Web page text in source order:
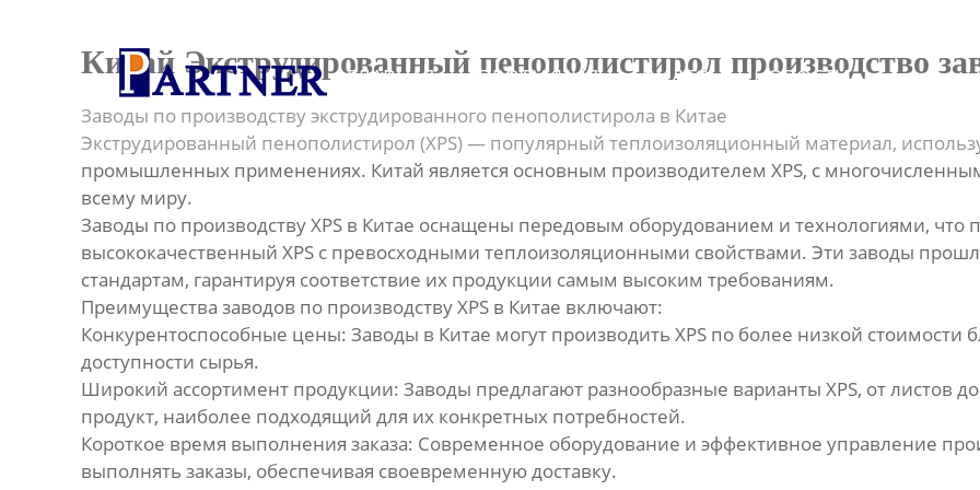
ГЛАВНАЯ ПРОДУКЦИЯ ВИДЕО НОВОСТИ
Линия по производству
спиральновитых труб из ПНД
Линия по производству
экструдированного
пенополистирола
Линия по производству
водопроводных труб из ПНД
Оборудование для
производства труб со
структурированной стенкой
Китай Экструдированный пенополистирол производство
Заводы по производству экструдированного пенополистирола в Китае
Экструдированный пенополистирол (XPS) — популярный теплоизоляционный материал,
промышленных применениях. Китай является основным производителем XPS, с
всему миру.
Заводы по производству XPS в Китае оснащены передовым оборудованием и технологиями, что
высококачественный XPS с превосходными теплоизоляционными свойствами. Эти заводы
стандартам, гарантируя соответствие их продукции самым высоким требованиям.
Преимущества заводов по производству XPS в Китае включают:
Конкурентоспособные цены: Заводы в Китае могут производить XPS по более низкой стоимости
доступности сырья.
Широкий ассортимент продукции: Заводы предлагают разнообразные варианты XPS, от листов
продукт, наиболее подходящий для их конкретных потребностей.
Короткое время выполнения заказа: Современное оборудование и эффективное управление
выполнять заказы, обеспечивая своевременную доставку.